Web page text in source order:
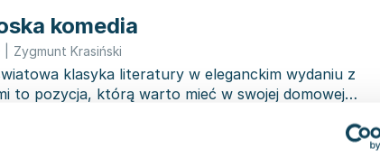
komedia
Zygmunt Krasiński
klasyka literatury w eleganckim wydaniu z
to pozycja, którą warto mieć w swojej domowej